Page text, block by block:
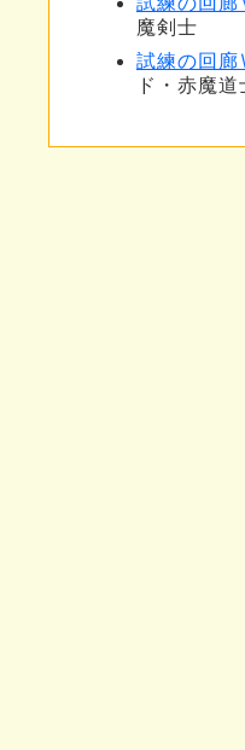
魔剣士
試練の回
ド・赤魔道